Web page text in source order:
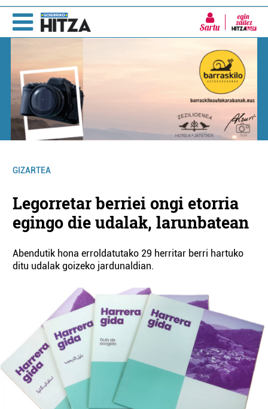
Sartu
GIZARTEA
Legorretar berriei ongi etorria
egingo die udalak, larunbatean
Abendutik hona erroldatutako 29 herritar berri hartuko
ditu udalak goizeko jardunaldian.